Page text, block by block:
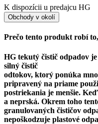
K dispozícii u predajcu HG
Obchody v okolí
Prečo tento produkt robí
HG tekutý čistič odpadov
silný čistič
odtokov, ktorý ponúka
pripravený na priame
postriekania je menšie.
a neprská. Okrem toho
granulovaných čističov
nepoškodzuje plastové